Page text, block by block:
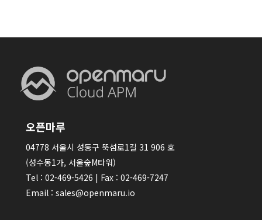
오픈마루
04778 서울시 성동구 뚝섬로1길 31 906 호
(성수동1가, 서울숲M타워)
Tel : 02-469-5426 | Fax : 02-469-7247
Email : sales@openmaru.io